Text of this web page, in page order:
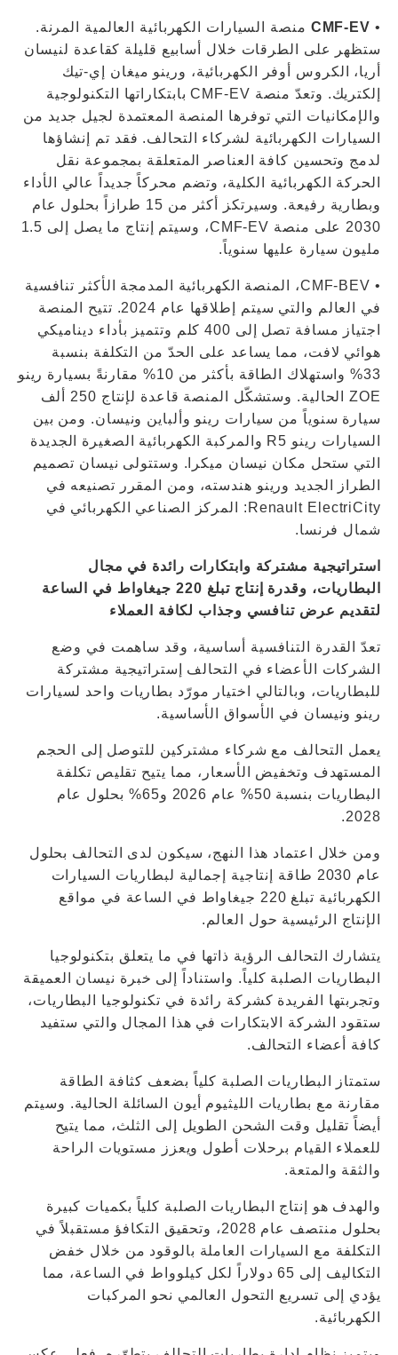
•
CMF-EV منصة السيارات الكهربائية العالمية المرنة.
ستظهر على الطرقات خلال أسابيع قليلة كقاعدة لنيسان
أريا، الكروس أوفر الكهربائية، ورينو ميغان إي-تيك
إلكتريك. وتعدّ منصة CMF-EV بابتكاراتها التكنولوجية
والإمكانيات التي توفرها المنصة المعتمدة لجيل جديد من
السيارات الكهربائية لشركاء التحالف. فقد تم إنشاؤها
لدمج وتحسين كافة العناصر المتعلقة بمجموعة نقل
الحركة الكهربائية الكلية، وتضم محركاً جديداً عالي الأداء
وبطارية رفيعة. وسيرتكز أكثر من 15 طرازاً بحلول عام
2030 على منصة CMF-EV، وسيتم إنتاج ما يصل إلى 1.5
مليون سيارة عليها سنوياً.
• CMF-BEV، المنصة الكهربائية المدمجة الأكثر تنافسية
في العالم والتي سيتم إطلاقها عام 2024. تتيح المنصة
اجتياز مسافة تصل إلى 400 كلم وتتميز بأداء ديناميكي
هوائي لافت، مما يساعد على الحدّ من التكلفة بنسبة
33% واستهلاك الطاقة بأكثر من 10% مقارنةً بسيارة رينو
ZOE الحالية. وستشكّل المنصة قاعدة لإنتاج 250 ألف
سيارة سنوياً من سيارات رينو وألباين ونيسان. ومن بين
السيارات رينو R5 والمركبة الكهربائية الصغيرة الجديدة
التي ستحل مكان نيسان ميكرا. وستتولى نيسان تصميم
الطراز الجديد ورينو هندسته، ومن المقرر تصنيعه في
Renault ElectriCity: المركز الصناعي الكهربائي في
شمال فرنسا.
استراتيجية مشتركة وابتكارات رائدة في مجال
البطاريات، وقدرة إنتاج تبلغ 220 جيغاواط في الساعة
لتقديم عرض تنافسي وجذاب لكافة العملاء
تعدّ القدرة التنافسية أساسية، وقد ساهمت في وضع
الشركات الأعضاء في التحالف إستراتيجية مشتركة
للبطاريات، وبالتالي اختيار مورّد بطاريات واحد لسيارات
رينو ونيسان في الأسواق الأساسية.
يعمل التحالف مع شركاء مشتركين للتوصل إلى الحجم
المستهدف وتخفيض الأسعار، مما يتيح تقليص تكلفة
البطاريات بنسبة 50% عام 2026 و65% بحلول عام
2028.
ومن خلال اعتماد هذا النهج، سيكون لدى التحالف بحلول
عام 2030 طاقة إنتاجية إجمالية لبطاريات السيارات
الكهربائية تبلغ 220 جيغاواط في الساعة في مواقع
الإنتاج الرئيسية حول العالم.
يتشارك التحالف الرؤية ذاتها في ما يتعلق بتكنولوجيا
البطاريات الصلبة كلياً. واستناداً إلى خبرة نيسان العميقة
وتجربتها الفريدة كشركة رائدة في تكنولوجيا البطاريات،
ستقود الشركة الابتكارات في هذا المجال والتي ستفيد
كافة أعضاء التحالف.
ستمتاز البطاريات الصلبة كلياً بضعف كثافة الطاقة
مقارنة مع بطاريات الليثيوم أيون السائلة الحالية. وسيتم
أيضاً تقليل وقت الشحن الطويل إلى الثلث، مما يتيح
للعملاء القيام برحلات أطول ويعزز مستويات الراحة
والثقة والمتعة.
والهدف هو إنتاج البطاريات الصلبة كلياً بكميات كبيرة
بحلول منتصف عام 2028، وتحقيق التكافؤ مستقبلاً في
التكلفة مع السيارات العاملة بالوقود من خلال خفض
التكاليف إلى 65 دولاراً لكل كيلوواط في الساعة، مما
يؤدي إلى تسريع التحول العالمي نحو المركبات
الكهربائية.